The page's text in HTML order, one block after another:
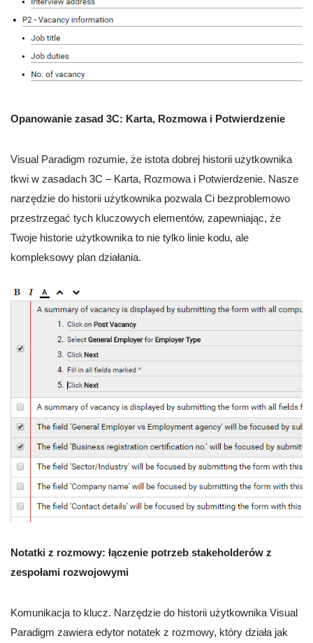
Opanowanie zasad 3C: Karta, Rozmowa i Potwierdzenie
Visual Paradigm rozumie, że istota dobrej historii użytkownika
tkwi w zasadach 3C – Karta, Rozmowa i Potwierdzenie. Nasze
narzędzie do historii użytkownika pozwala Ci bezproblemowo
przestrzegać tych kluczowych elementów, zapewniając, że
Twoje historie użytkownika to nie tylko linie kodu, ale
kompleksowy plan działania.
Notatki z rozmowy: łączenie potrzeb stakeholderów z
zespołami rozwojowymi
Komunikacja to klucz. Narzędzie do historii użytkownika Visual
Paradigm zawiera edytor notatek z rozmowy, który działa jak